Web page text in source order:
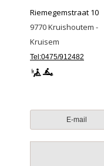
Riemegemstraat 10
9770Kruishoutem -
Kruisem
Tel:0475/912482
E-mail